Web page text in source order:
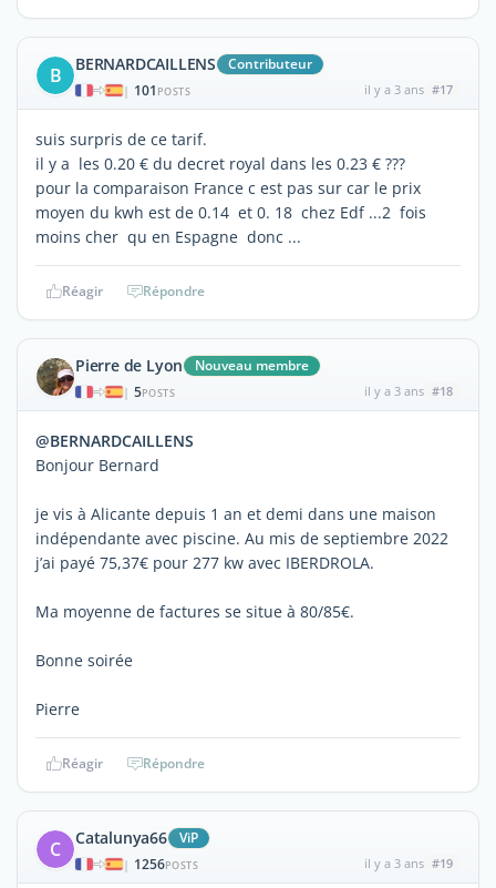
B BERNARDCAILLENS Contributeur
| 101 POSTS il y a 3 ans #17
suis surpris de ce tarif.
il y a les 0.20 € du decret royal dans les 0.23 € ???
pour la comparaison France c est pas sur car le prix
moyen du kwh est de 0.14 et 0. 18 chez Edf ...2 fois
moins cher qu en Espagne donc ...
Réagir Répondre
Pierre de Lyon Nouveau membre
| 5POSTS il y a 3 ans #18
@BERNARDCAILLENS
Bonjour Bernard
je vis à Alicante depuis 1 an et demi dans une maison
indépendante avec piscine. Au mis de septiembre 2022
j’ai payé 75,37€ pour 277 kw avec IBERDROLA.
Ma moyenne de factures se situe à 80/85€.
Bonne soirée
Pierre
Réagir Répondre
C Catalunya66 ViP
| 1256POSTS il y a 3 ans #19